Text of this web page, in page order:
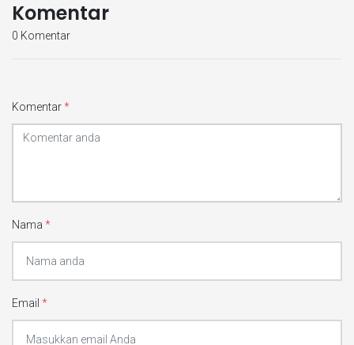
Komentar
0 Komentar
Komentar*
Nama *
Email *